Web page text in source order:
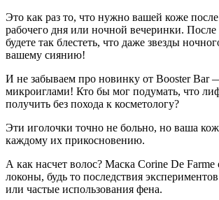
Это как раз то, что нужно вашей коже
рабочего дня или ночной вечеринки.
будете так блестеть, что даже звезды
вашему сиянию!
И не забываем про новинку от Booster Bar
микроиглами! Кто бы мог подумать, что
получить без похода к косметологу?
Эти иголочки точно не больно, но ваша
каждому их прикосновению.
А как насчет волос? Маска Corine De
локоны, будь то последствия
или частые использования фена.